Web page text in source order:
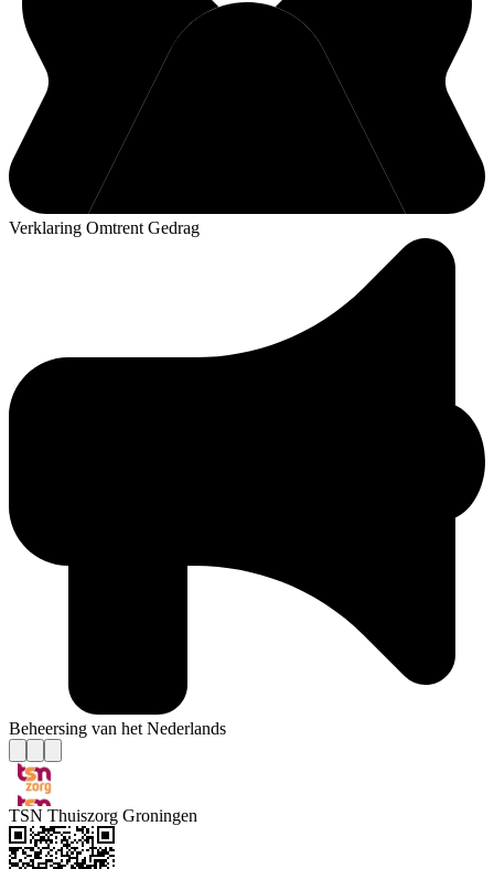
Verklaring Omtrent Gedrag
Beheersing van het Nederlands
TSN Thuiszorg Groningen